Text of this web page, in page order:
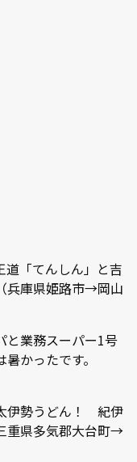
「てんしん」と吉
兵庫県姫路市→岡山
業務スーパー1号
かったです。
伊勢うどん！ 紀伊
重県多気郡大台町→